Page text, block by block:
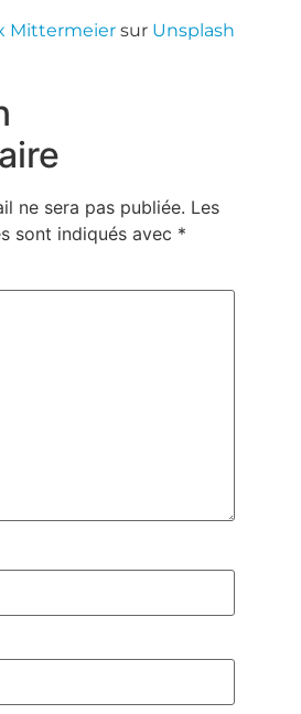
Mittermeier sur Unsplash
ne sera pas publiée. Les
sont indiqués avec *